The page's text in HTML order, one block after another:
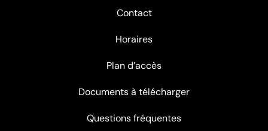
Contact
Horaires
Plan d’accès
Documents à télécharger
Questions fréquentes